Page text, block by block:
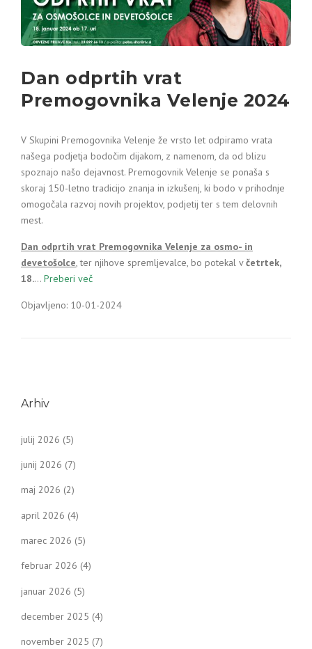
Dan odprtih vrat
Premogovnika Velenje 2024
V Skupini Premogovnika Velenje že vrsto let odpiramo vrata
našega podjetja bodočim dijakom, z namenom, da od blizu
spoznajo našo dejavnost. Premogovnik Velenje se ponaša s
skoraj 150-letno tradicijo znanja in izkušenj, ki bodo v prihodnje
omogočala razvoj novih projektov, podjetij ter s tem delovnih
mest.
Dan odprtih vrat Premogovnika Velenje za osmo- in
devetošolce, ter njihove spremljevalce, bo potekal včetrtek,
18.… Preberi več
Objavljeno: 10-01-2024
Arhiv
julij 2026 (5)
junij 2026 (7)
maj 2026 (2)
april 2026 (4)
marec 2026 (5)
februar 2026 (4)
januar 2026 (5)
december 2025 (4)
november 2025 (7)